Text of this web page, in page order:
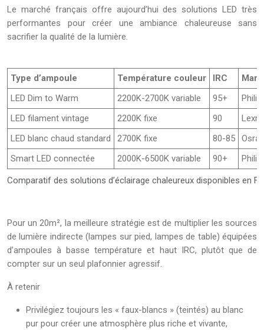
Le marché français offre aujourd’hui des solutions LED très
performantes pour créer une ambiance chaleureuse sans
sacrifier la qualité de la lumière.
Comparatif des solutions d’éclairage chaleureux disponibles en
Type d’ampoule Température couleur IRC
LED Dim to Warm
2200K-2700K variable 95+
LED filament vintage
2200K fixe 90
LED blanc chaud standard
2700K fixe 80-85
Smart LED connectée
2000K-6500K variable 90+
Pour un 20m², la meilleure stratégie est de multiplier les sources
de lumière indirecte (lampes sur pied, lampes de table) équipées
d’ampoules à basse température et haut IRC, plutôt que de
compter sur un seul plafonnier agressif.
À retenir
Privilégiez toujours les « faux-blancs » (teintés) au blanc
pur pour créer une atmosphère plus riche et vivante,